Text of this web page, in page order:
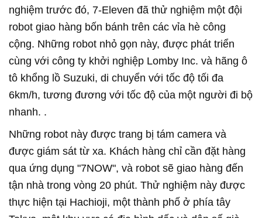
nghiệm trước đó, 7-Eleven đã thử nghiệm một đội
robot giao hàng bốn bánh trên các vỉa hè công
cộng. Những robot nhỏ gọn này, được phát triển
cùng với công ty khởi nghiệp Lomby Inc. và hãng ô
tô khổng lồ Suzuki, di chuyển với tốc độ tối đa
6km/h, tương đương với tốc độ của một người đi bộ
nhanh. .
Những robot này được trang bị tám camera và
được giám sát từ xa. Khách hàng chỉ cần đặt hàng
qua ứng dụng "7NOW", và robot sẽ giao hàng đến
tận nhà trong vòng 20 phút. Thử nghiệm này được
thực hiện tại Hachioji, một thành phố ở phía tây